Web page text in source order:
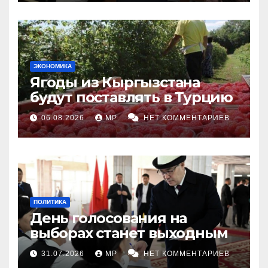
ЭКОНОМИКА
Ягоды из Кыргызстана
будут поставлять в Турцию
06.08.2026 MP НЕТ КОММЕНТАРИЕВ
ПОЛИТИКА
День голосования на
выборах станет выходным
31.07.2026 MP НЕТ КОММЕНТАРИЕВ